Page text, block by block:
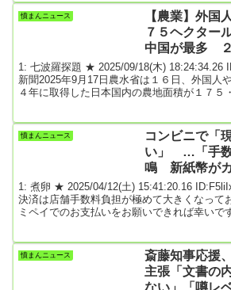
来場者が1000万人を突破したということです
協会は会場内でセレモニーを行われました。
憤まんニュース
【農業】外国
７５ヘクター
中国が最多
1: 七波羅探題 ★ 2025/09/18(木) 18:24:34.26
新聞2025年9月17日農水省は１６日、外国人
４年に取得した日本国内の農地面積が１７５
人など取得者の形態ごとに国籍の内訳を初め
も中国が最多だった。調査は、外国資本によ
握するため、１７年に始めた。...
憤まんニュース
コンビニで「
い」 …「手数
鳴 新紙幣が
1: 煮卵 ★ 2025/04/12(土) 15:41:20.16
決済は店舗手数料負担が極めて大きくなって
ミペイでのお支払いをお願いできれば幸いで
まさかのお願いに驚いた。ファミリーマート
「決済におけるキャッシュレス比率の高まり
増加が店舗運営における課題となって...
憤まんニュース
斎藤知事応援
主張「文書の